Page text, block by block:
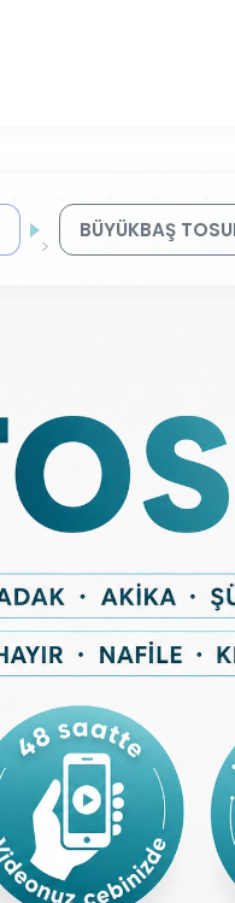
BÜYÜKBAŞ